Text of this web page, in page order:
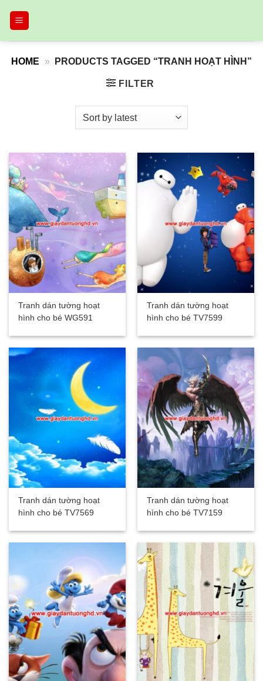
HOME » PRODUCTS TAGGED “TRANH HOẠT HÌNH”
FILTER
Tranh dán tường hoạt
hình cho bé WG591
Tranh dán tường hoạt
hình cho bé TV7599
Tranh dán tường hoạt
hình cho bé TV7569
Tranh dán tường hoạt
hình cho bé TV7159